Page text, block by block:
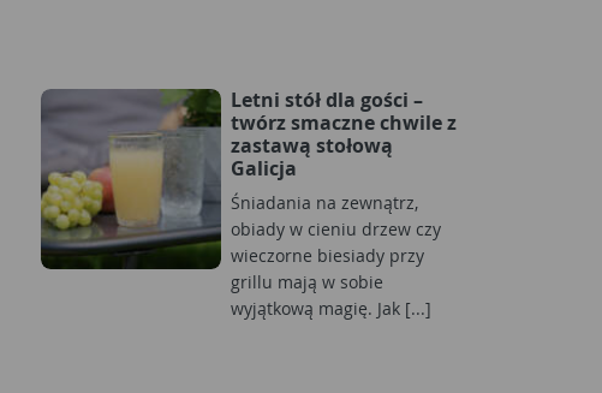
Letni stół dla gości –
twórz smaczne chwile z
zastawą stołową
Galicja
Śniadania na zewnątrz,
obiady w cieniu drzew czy
wieczorne biesiady przy
grillu mają w sobie
wyjątkową magię. Jak [...]